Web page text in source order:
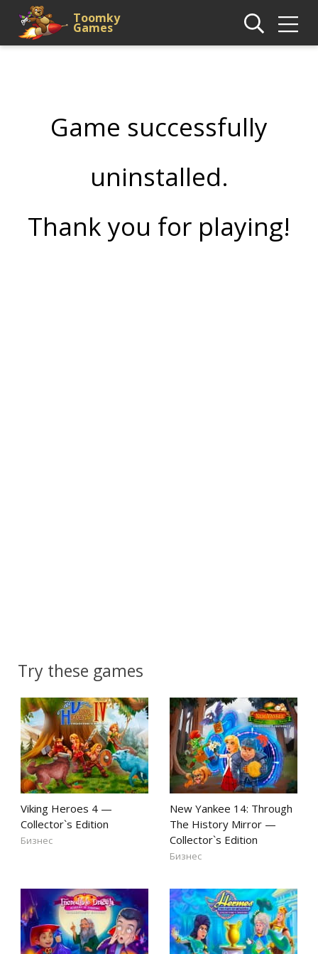
Toomky
Games
Game successfully
uninstalled.
Thank you for playing!
Try these games
Viking Heroes 4 —
Collector`s Edition
Бизнес
New Yankee 14: Through
The History Mirror —
Collector`s Edition
Бизнес